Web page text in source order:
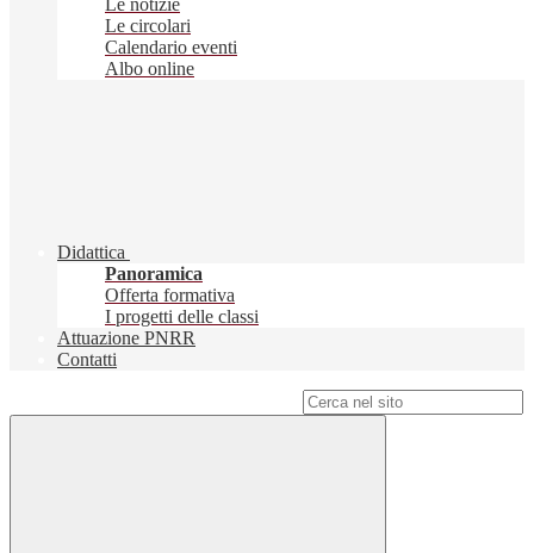
Le notizie
Le circolari
Calendario eventi
Albo online
Didattica
Panoramica
Offerta formativa
I progetti delle classi
Attuazione PNRR
Contatti